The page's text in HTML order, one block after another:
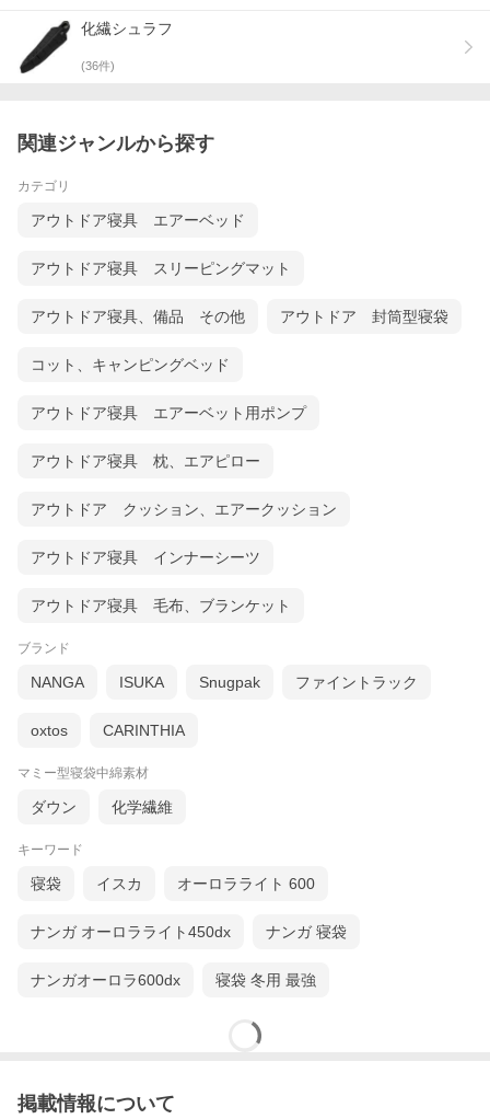
化繊シュラフ
(36件)
関連ジャンルから探す
カテゴリ
アウトドア寝具 エアーベッド
アウトドア寝具 スリーピングマット
アウトドア寝具、備品 その他 アウトドア 封筒型寝袋
コット、キャンピングベッド
アウトドア寝具 エアーベット用ポンプ
アウトドア寝具 枕、エアピロー
アウトドア クッション、エアークッション
アウトドア寝具 インナーシーツ
アウトドア寝具 毛布、ブランケット
ブランド
NANGA ISUKA Snugpak ファイントラック
oxtos CARINTHIA
マミー型寝袋中綿素材
ダウン 化学繊維
キーワード
寝袋 イスカ オーロラライト 600
ナンガ オーロラライト450dx ナンガ 寝袋
ナンガオーロラ600dx 寝袋 冬用 最強
掲載情報について